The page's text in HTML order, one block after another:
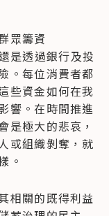
眾籌資
是透過銀行及投
。每位消費者都
些資金如何在我
響。在時間推進
是極大的悲哀，
或組織剝奪，就
。
相關的既得利益